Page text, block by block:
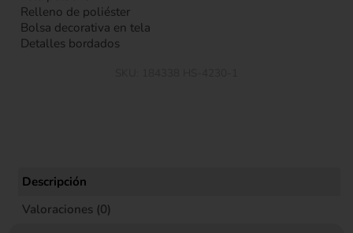
Relleno de poliéster
Bolsa decorativa en tela
Detalles bordados
Descripción
Valoraciones (0)